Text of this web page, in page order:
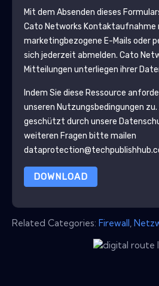
Mit dem Absenden dieses
Cato Networks Kontaktaufnahme
marketingbezogene E-Mails oder
sich jederzeit abmelden. Cato
Mitteilungen unterliegen ihrer
Indem Sie diese Ressource
unseren Nutzungsbedingungen zu.
geschützt durch unsere
weiteren Fragen bitte mailen
DOWNLOAD
Related Categories: Firewall